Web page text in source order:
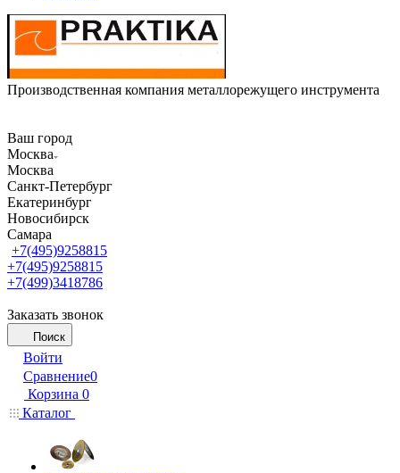
Производственная компания металлорежущего инструмента
Ваш город
Москва
Москва
Санкт-Петербург
Екатеринбург
Новосибирск
Самара
+7(495)9258815
+7(495)9258815
+7(499)3418786
Заказать звонок
Поиск
Войти
Сравнение0
Корзина 0
Каталог